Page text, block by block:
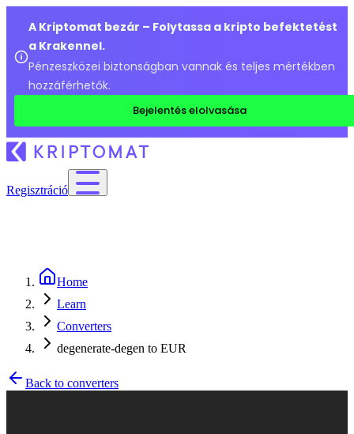
A Kriptomat bezár – Folytassa a kripto befektetést
a Krakennel.
Pénzeszközei biztonságban vannak és teljes mértékben
hozzáférhetők.
Bejelentés elolvasása
Regisztráció
Home
Learn
Converters
degenerate-degen to EUR
Back to converters